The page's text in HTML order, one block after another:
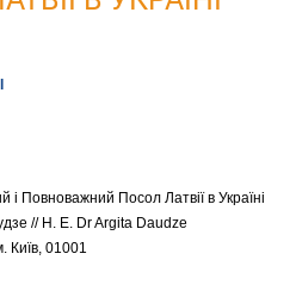
i Повноважний Посол Латвії в Україні
// H. E. Dr Argita Daudze
Київ, 01001